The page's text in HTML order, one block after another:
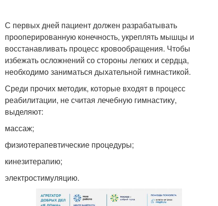
С первых дней пациент должен разрабатывать
прооперированную конечность, укреплять мышцы и
восстанавливать процесс кровообращения. Чтобы
избежать осложнений со стороны легких и сердца,
необходимо заниматься дыхательной гимнастикой.
Среди прочих методик, которые входят в процесс
реабилитации, не считая лечебную гимнастику,
выделяют:
массаж;
физиотерапевтические процедуры;
кинезитерапию;
электростимуляцию.